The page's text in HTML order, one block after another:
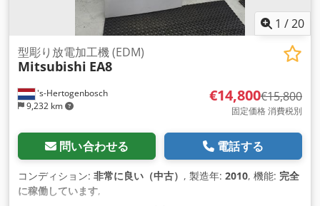
1 /20
's-Hertogenbosch
9,232 km
型彫り放電加工機 (EDM)
Mitsubishi EA8
€14,800€15,800
固定価格 消費税別
問い合わせる 電話する
コンディション: 非常に良い（中古） , 製造年: 2010, 機能: 完全
に稼働しています,